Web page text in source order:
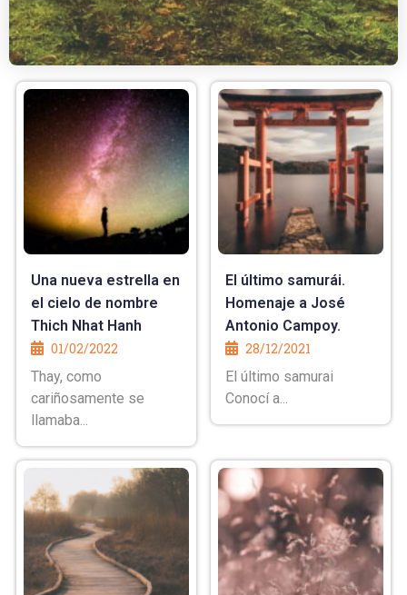
Una nueva estrella en
el cielo de nombre
Thich Nhat Hanh
01/02/2022
Thay, como
cariñosamente se
llamaba...
El último samurái.
Homenaje a José
Antonio Campoy.
28/12/2021
El último samurai
Conocí a...